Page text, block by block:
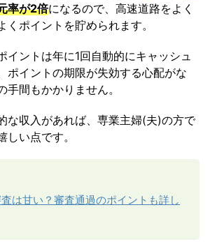
率が2倍になるので、高速道路をよく
くポイントを貯められます。
イントは年に1回自動的にキャッシュ
ポイントの期限が失効する心配がな
手間もかかりません。
な収入があれば、専業主婦(夫)の方で
しい点です。
は甘い？審査通過のポイントも詳し